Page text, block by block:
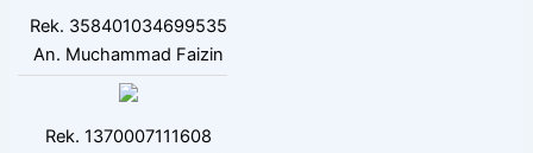
Rek. 358401034699535
An. Muchammad Faizin
Rek. 1370007111608